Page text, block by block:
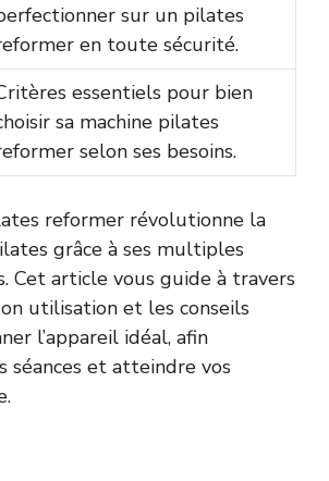
sur un pilates
en toute sécurité.
essentiels pour bien
sa machine pilates
selon ses besoins.
reformer révolutionne la
grâce à ses multiples
Cet article vous guide à travers
utilisation et les conseils
l’appareil idéal, afin
séances et atteindre vos